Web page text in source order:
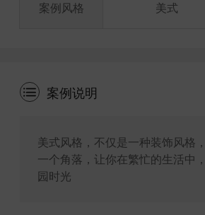
案例风格 美式
案例说明
美式风格，不仅是一种装饰风格
一个角落，让你在繁忙的生活中
园时光